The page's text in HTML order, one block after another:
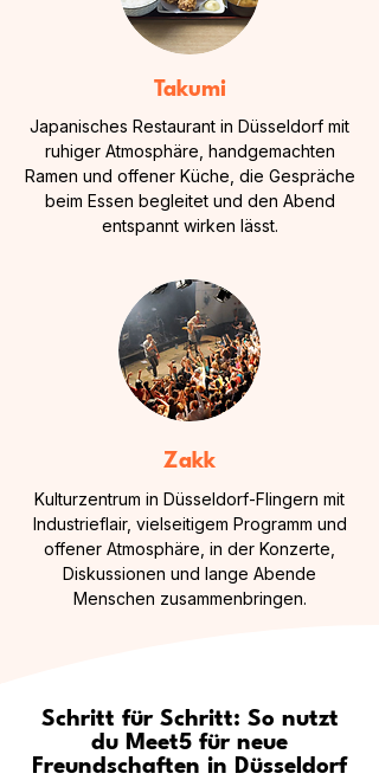
Takumi
Japanisches Restaurant in Düsseldorf mit
ruhiger Atmosphäre, handgemachten
Ramen und offener Küche, die Gespräche
beim Essen begleitet und den Abend
entspannt wirken lässt.
Zakk
Kulturzentrum in Düsseldorf-Flingern mit
Industrieflair, vielseitigem Programm und
offener Atmosphäre, in der Konzerte,
Diskussionen und lange Abende
Menschen zusammenbringen.
Schritt für Schritt: So nutzt
du Meet5 für neue
Freundschaften in Düsseldorf